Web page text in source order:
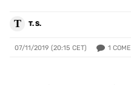
T T. S.
07/11/2019 (20:15 CET) 1